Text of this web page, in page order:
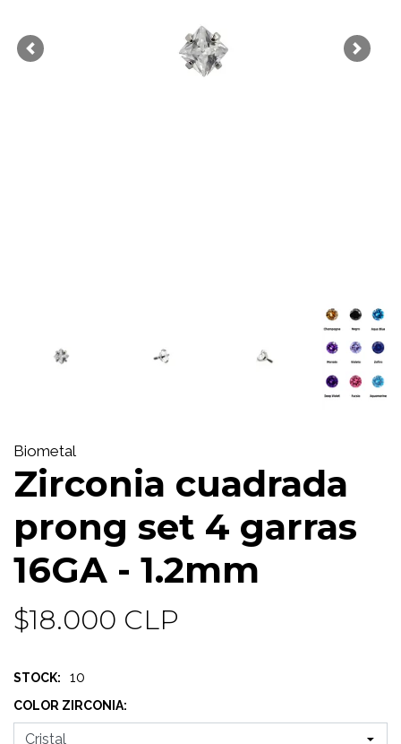
Previous Next
Biometal
Zirconia cuadrada
prong set 4 garras
16GA - 1.2mm
$18.000 CLP
STOCK: 10
COLOR ZIRCONIA: